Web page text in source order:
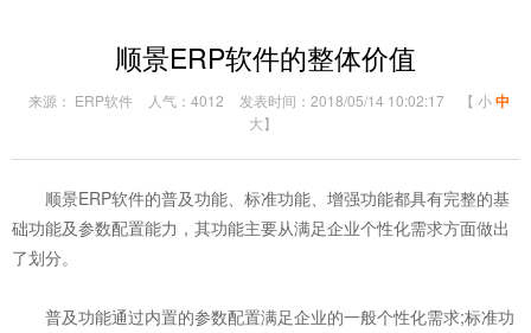
顺景ERP软件的整体价值
来源： ERP软件 人气：4012 发表时间：2018/05/14 10:02:17 【 小 中
大】
顺景ERP软件的普及功能、标准功能、增强功能都具有完整的基
础功能及参数配置能力，其功能主要从满足企业个性化需求方面做出
了划分。
普及功能通过内置的参数配置满足企业的一般个性化需求;标准功